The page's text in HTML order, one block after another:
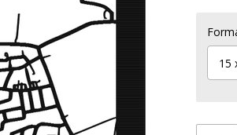
15